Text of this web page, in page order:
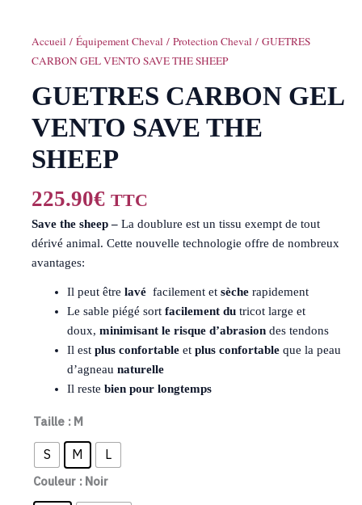
Accueil /Équipement Cheval /Protection Cheval / GUETRES
CARBON GEL VENTO SAVE THE SHEEP
GUETRES CARBON GEL
VENTO SAVE THE
SHEEP
225.90€ TTC
Save the sheep –La doublure est un tissu exempt de tout
dérivé animal. Cette nouvelle technologie offre de nombreux
avantages:
Il peut être lavé facilement et sècherapidement
Le sable piégé sort facilement dutricot large et
doux, minimisant le risque d’abrasiondes tendons
Il est plus confortableet plus confortableque la peau
d’agneau naturelle
Il reste bien pour longtemps
Taille : M
S M L
Couleur : Noir